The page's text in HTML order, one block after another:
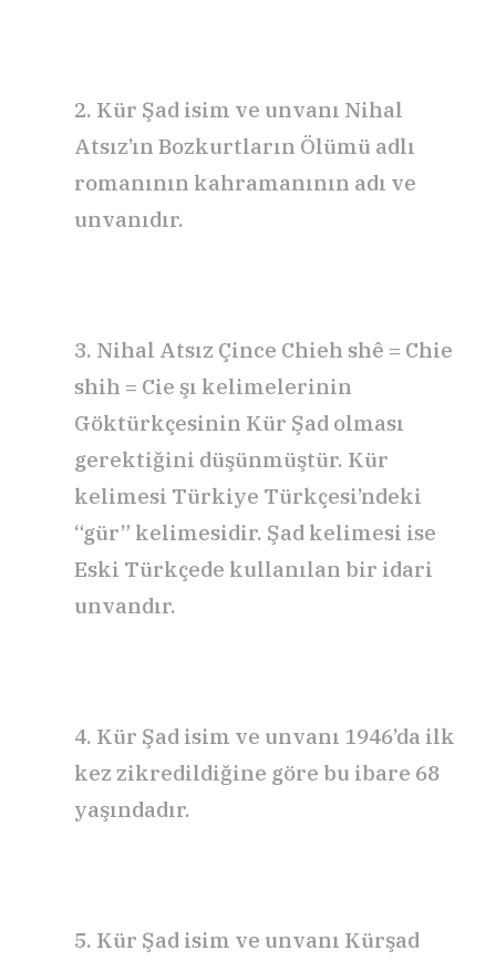
2. Kür Şad isim ve unvanı Nihal
Atsız’ın Bozkurtların Ölümü adlı
romanının kahramanının adı ve
unvanıdır.
3. Nihal Atsız Çince Chieh shê = Chie
shih = Cie şı kelimelerinin
Göktürkçesinin Kür Şad olması
gerektiğini düşünmüştür. Kür
kelimesi Türkiye Türkçesi’ndeki
“gür” kelimesidir. Şad kelimesi ise
Eski Türkçede kullanılan bir idari
unvandır.
4. Kür Şad isim ve unvanı 1946’da ilk
kez zikredildiğine göre bu ibare 68
yaşındadır.
5. Kür Şad isim ve unvanı Kürşad